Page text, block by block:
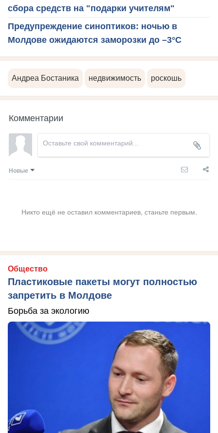
сбора средств на "подарки учителям"
Предупреждение синоптиков: ночью в
Молдове ожидаются заморозки до –3°С
Андреа Бостаника недвижимость роскошь
Комментарии
Новые
Никто ещё не оставил комментариев, станьте первым.
Общество
Пластиковые пакеты могут полностью
запретить в Молдове
Борьба за экологию